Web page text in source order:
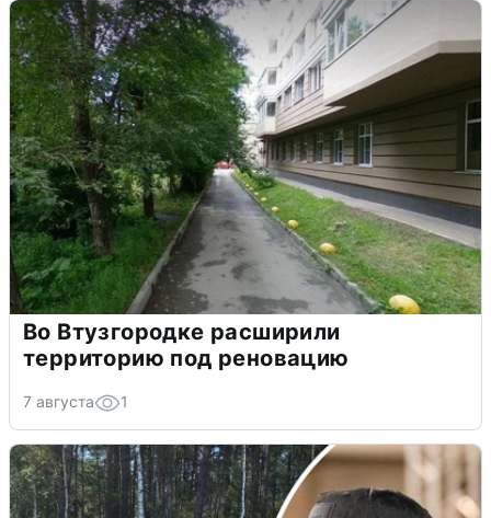
Во Втузгородке расширили
территорию под реновацию
7 августа 1